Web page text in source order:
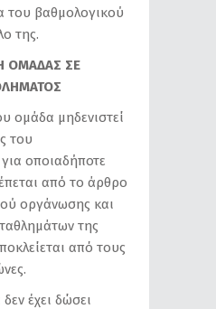
του βαθμολογικού
της.
ΟΜΑΔΑΣ ΣΕ
ομάδα μηδενιστεί
του
οποιαδήποτε
από το άρθρο
οργάνωσης και
της
από τους
έχει δώσει